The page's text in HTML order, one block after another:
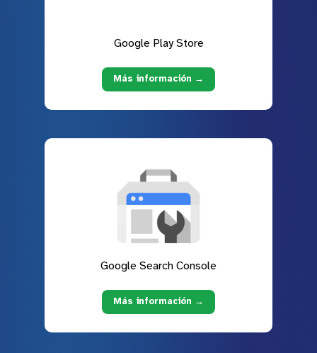
Google Play Store
Más información →
Google Search Console
Más información →